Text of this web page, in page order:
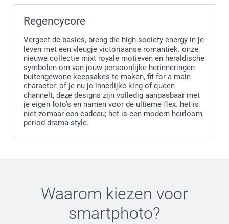
Wit- met rooibos- en papaverextracten voor een pure,
natuurlijke uitstraling.
Roze - subtiel gekleurd met zachte roze pigmenten.
Regencycore
Vergeet de basics, breng die high-society energy in je
leven met een vleugje victoriaanse romantiek. onze
nieuwe collectie mixt royale motieven en heraldische
symbolen om van jouw persoonlijke herinneringen
buitengewone keepsakes te maken, fit for a main
character. of je nu je innerlijke king of queen
channelt, deze designs zijn volledig aanpasbaar met
je eigen foto’s en namen voor de ultieme flex. het is
niet zomaar een cadeau; het is een modern heirloom,
period drama style.
Waarom kiezen voor
smartphoto?